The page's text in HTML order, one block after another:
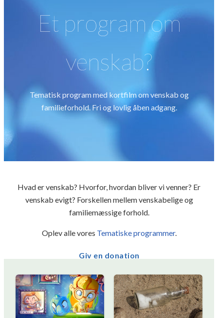
Giv en donation
Et program om
venskab?
Tematisk program med kortfilm om venskab og
familieforhold. Fri og lovlig åben adgang.
Hvad er venskab? Hvorfor, hvordan bliver vi venner? Er
venskab evigt? Forskellen mellem venskabelige og
familiemæssige forhold.
Oplev alle vores Tematiske programmer.